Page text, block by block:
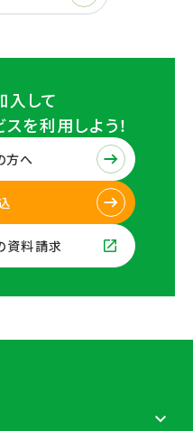
入して
を利用しよう！
方へ
資料請求